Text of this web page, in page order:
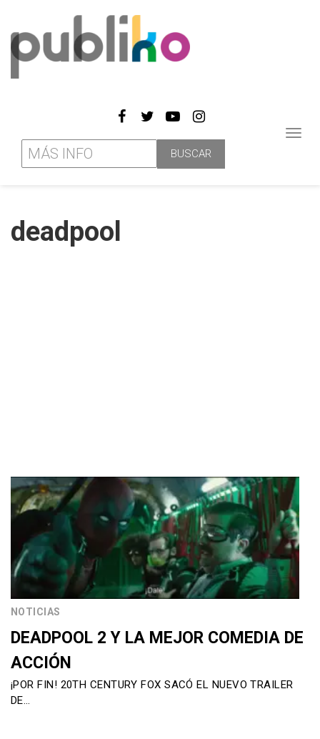
deadpool
NOTICIAS
DEADPOOL 2 Y LA MEJOR COMEDIA DE
ACCIÓN
¡POR FIN! 20TH CENTURY FOX SACÓ EL NUEVO TRAILER
DE…